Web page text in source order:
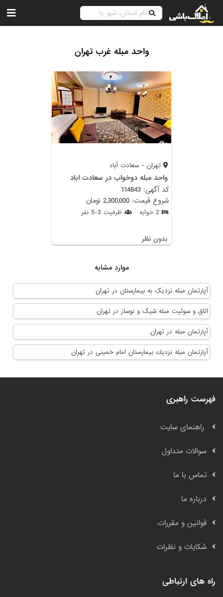
واحد مبله غرب تهران
تهران - سعادت آباد
واحد مبله دوخواب در سعادت اباد
کد آگهی: 114843
شروع قیمت: 2,300,000 تومان
2 خوابه ظرفیت 3-5 نفر
بدون نظر
موارد مشابه
آپارتمان مبله نزدیک به بیمارستان در تهران
اتاق و سوئیت مبله شیک و نوساز در تهران
آپارتمان مبله در تهران
آپارتمان مبله نزديك بيمارستان امام خمينى در تهران
فهرست راهبری
راهنمای سایت
سوالات متداول
تماس با ما
درباره ما
قوانین و مقررات
شکایات و نظرات
راه های ارتباطی